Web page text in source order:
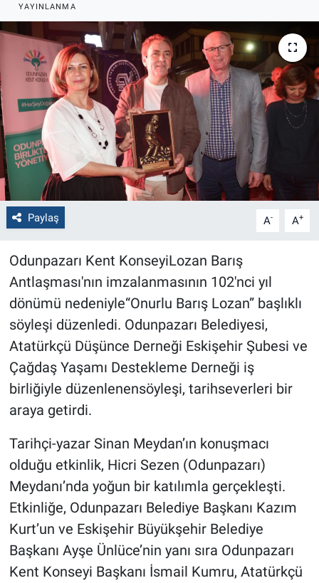
YAYINLANMA
Paylaş A- A+
Odunpazarı Kent KonseyiLozan Barış
Antlaşması'nın imzalanmasının 102'nci yıl
dönümü nedeniyle“Onurlu Barış Lozan” başlıklı
söyleşi düzenledi. Odunpazarı Belediyesi,
Atatürkçü Düşünce Derneği Eskişehir Şubesi ve
Çağdaş Yaşamı Destekleme Derneği iş
birliğiyle düzenlenensöyleşi, tarihseverleri bir
araya getirdi.
Tarihçi-yazar Sinan Meydan’ın konuşmacı
olduğu etkinlik, Hicri Sezen (Odunpazarı)
Meydanı’nda yoğun bir katılımla gerçekleşti.
Etkinliğe, Odunpazarı Belediye Başkanı Kazım
Kurt’un ve Eskişehir Büyükşehir Belediye
Başkanı Ayşe Ünlüce’nin yanı sıra Odunpazarı
Kent Konseyi Başkanı İsmail Kumru, Atatürkçü
Gezi
Genel
Çevre
Yerel
Magazin
Bilim ve Teknoloji